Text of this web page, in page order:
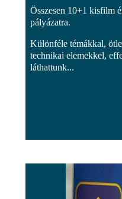
Összesen 10+1 kisfilm
pályázatra.
Különféle témákkal,
technikai elemekkel,
láthattunk...